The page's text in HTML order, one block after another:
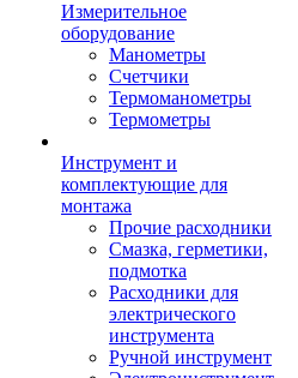
Измерительное
оборудование
Манометры
Счетчики
Термоманометры
Термометры
Инструмент и
комплектующие для
монтажа
Прочие расходники
Смазка, герметики,
подмотка
Расходники для
электрического
инструмента
Ручной инструмент